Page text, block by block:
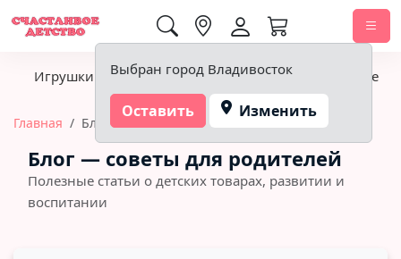
Выбран город Владивосток
Оставить Изменить
Игрушки Детское питание Подгузники, гигиена
Главная Блог
Блог — советы для родителей
Полезные статьи о детских товарах, развитии и
воспитании